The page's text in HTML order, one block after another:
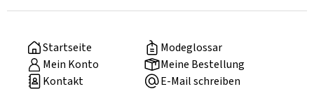
Startseite
Modeglossar
Mein Konto
Meine Bestellung
Kontakt
E-Mail schreiben